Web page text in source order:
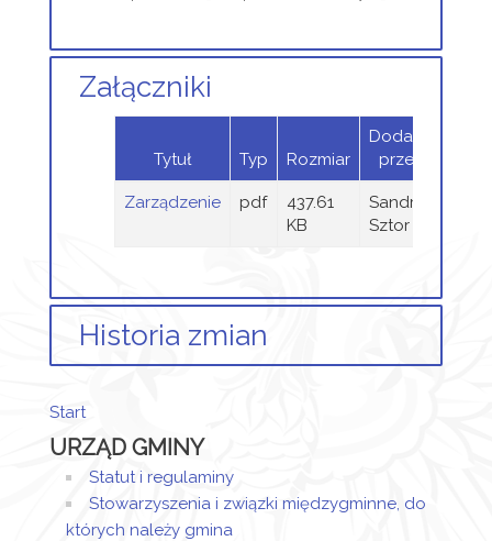
Załączniki
Tytuł Typ Rozmiar
Dodany
przez
Zarządzenie pdf
437.61
KB
Sandra
Sztor
Historia zmian
utworzony.
Dodane
załączniki
listopad
Start
URZĄD GMINY
Statut i regulaminy
Stowarzyszenia i związki międzygminne, do
których należy gmina